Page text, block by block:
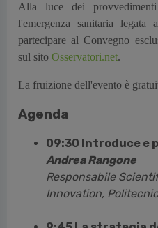
Alla luce dei
l'emergenza sanitaria legata
partecipare al Convegno
sul sito Osservatori.net.
La fruizione dell'evento è
Agenda
09:30 Introduce e
Andrea Rangone
Responsabile
Innovation,